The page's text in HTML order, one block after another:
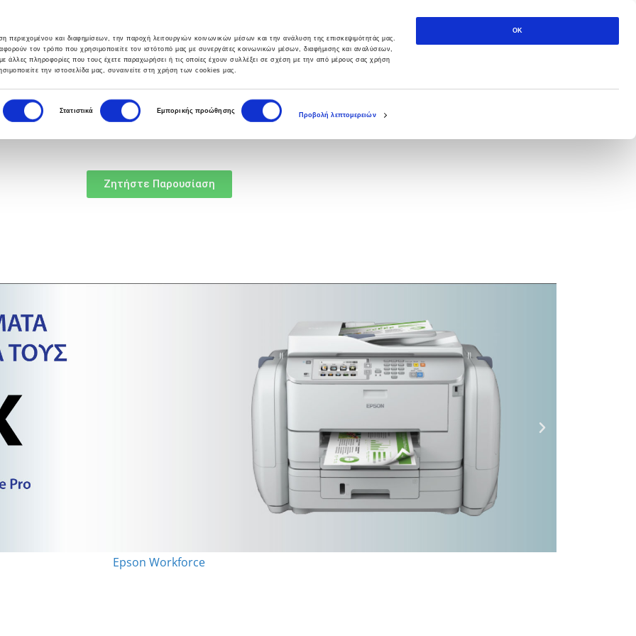
περιεχομένου και διαφημίσεων, την παροχή λειτουργιών κοινωνικών μέσων και την ανάλυση της επισκεψιμότητάς μας.
τον τρόπο που χρησιμοποιείτε τον ιστότοπό μας με συνεργάτες κοινωνικών μέσων, διαφήμισης και αναλύσεων,
άλλες πληροφορίες που τους έχετε παραχωρήσει ή τις οποίες έχουν συλλέξει σε σχέση με την από μέρους σας χρήση
την ιστοσελίδα μας, συναινείτε στη χρήση των cookies μας.
Στατιστικά Εμπορικής προώθησης
Προβολή λεπτομερειών
OK
HELPDESK BLOG ΕΠΙΚΟΙΝΩΝΙΑ
Ζητήστε Παρουσίαση
Epson Workforce